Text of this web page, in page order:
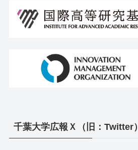
千葉大学広報Ｘ（旧：Twitter）